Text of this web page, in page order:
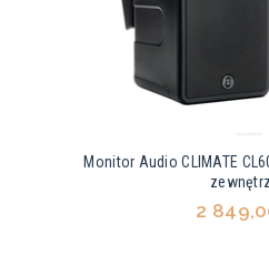
Monitor Audio CLIMATE
2